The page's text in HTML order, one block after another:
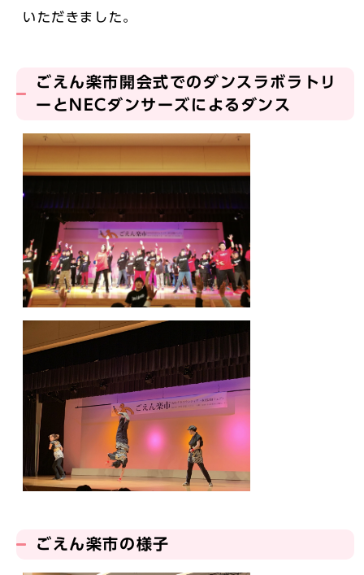
いただきました。
ごえん楽市開会式でのダンスラボラトリ
ーとNECダンサーズによるダンス
ごえん楽市の様子